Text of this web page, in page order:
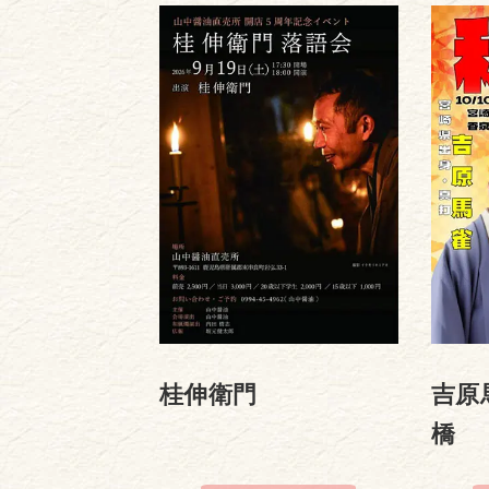
桂伸衛門
吉原
橋